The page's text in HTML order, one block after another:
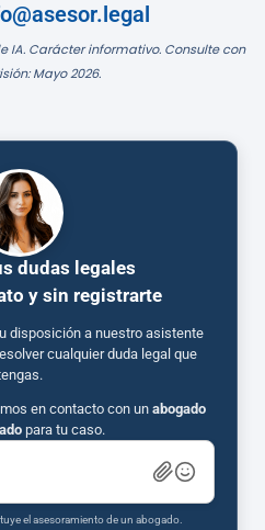
IA. Carácter informativo. Consulte con
Mayo 2026.
dudas legales
y sin registrarte
disposición a nuestro asistente
cualquier duda legal que
en contacto con un abogado
para tu caso.
el asesoramiento de un abogado.